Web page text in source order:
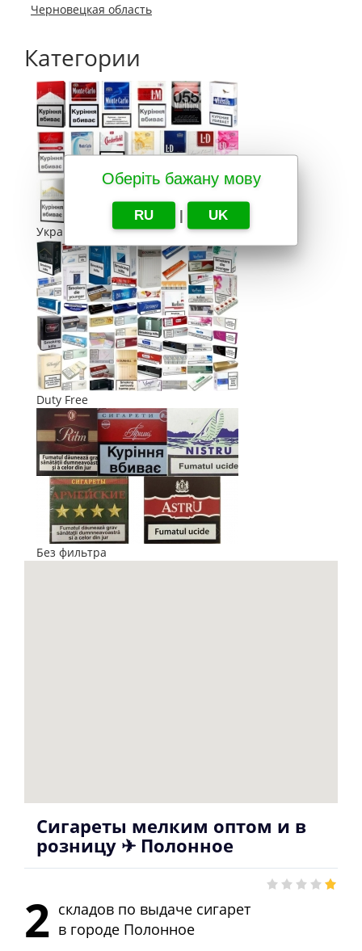
Оберіть бажану мову
RU | UK
Черновецкая область
Категории
Украина
Duty Free
Без фильтра
Сигареты мелким оптом и в
розницу ✈ Полонное
2 складов по выдаче сигарет
в городе Полонное